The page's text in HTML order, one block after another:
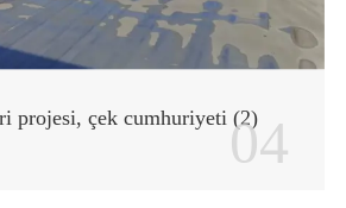
projesi, çek cumhuriyeti (2)04